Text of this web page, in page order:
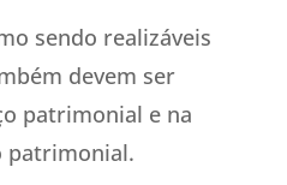
sendo realizáveis
devem ser
patrimonial e na
patrimonial.